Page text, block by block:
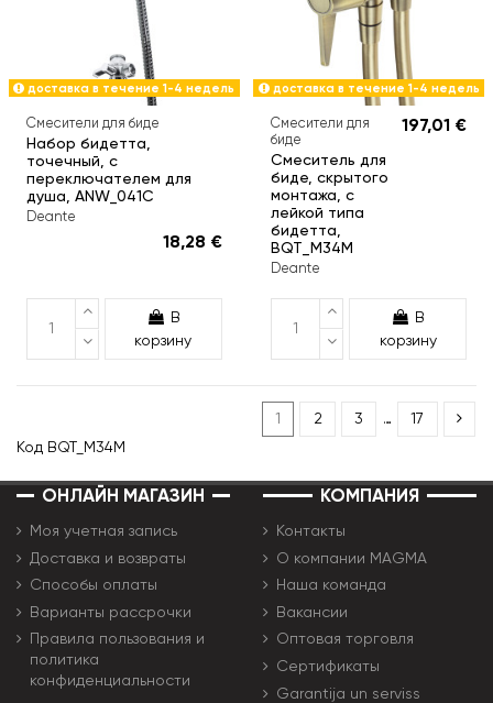
доставка в течение 1-4 недель
Смесители для биде
Набор бидетта,
точечный, с
переключателем для
душа, ANW_041C
Deante
18,28 €
В
корзину
доставка в течение 1-4 недель
Смесители для
биде
Смеситель для
биде, скрытого
монтажа, с
лейкой типа
бидетта,
BQT_M34M
Deante
197,01 €
В
корзину
1 2 3 …
17
Код BQT_M34M
ОНЛАЙН МАГАЗИН
Моя учетная запись
Доставка и возвраты
Способы оплаты
Варианты рассрочки
Правила пользования и
политика
конфиденциальности
КОМПАНИЯ
Контакты
О компании MAGMA
Наша команда
Вакансии
Оптовая торговля
Сертификаты
Garantija un serviss